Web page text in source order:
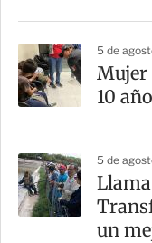
5 de
Mujer
10
5 de
un